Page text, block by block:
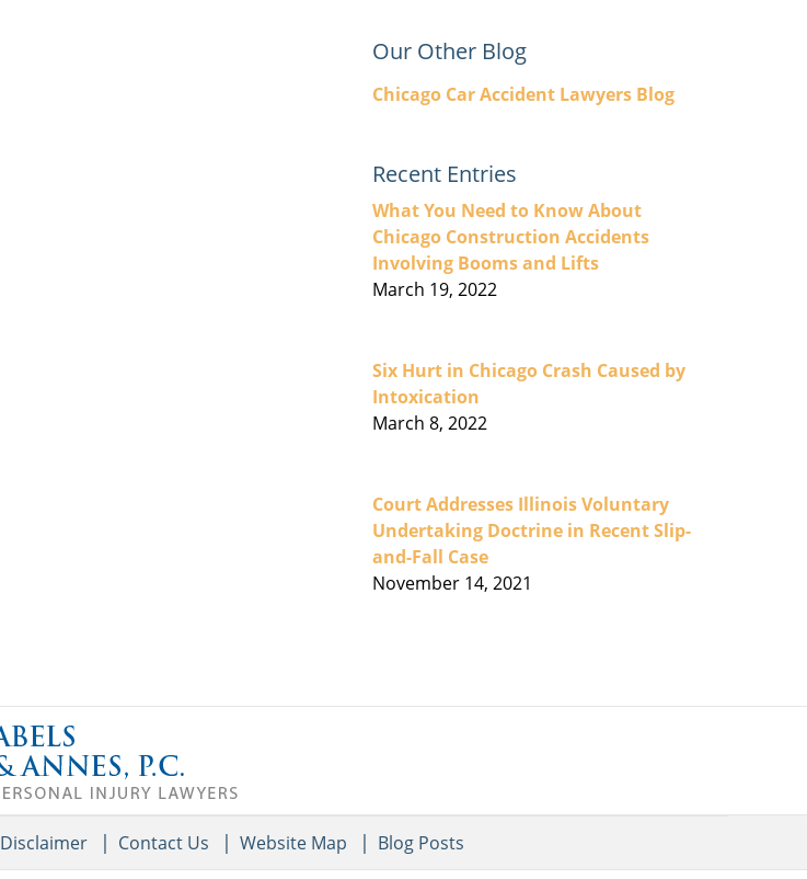
Our Other Blog
Chicago Car Accident Lawyers Blog
Recent Entries
What You Need to Know About
Chicago Construction Accidents
Involving Booms and Lifts
March 19, 2022
Six Hurt in Chicago Crash Caused by
Intoxication
March 8, 2022
Court Addresses Illinois Voluntary
Undertaking Doctrine in Recent Slip-
and-Fall Case
November 14, 2021
Information
Disclaimer Contact Us Website Map Blog Posts